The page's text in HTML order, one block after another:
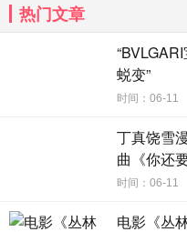
热门文章
蜕变”
时间：06-11
丁真饶雪
曲《你还
时间：06-11
电影《丛